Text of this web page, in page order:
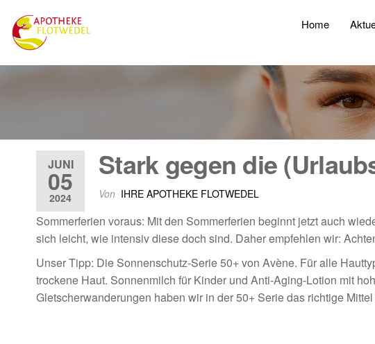
Home
JUNI
05
2024
Stark gegen die
Von IHRE APOTHEKE FLOTWEDEL
Sommerferien voraus: Mit den Sommerferien beginnt jetzt auch
sich leicht, wie intensiv diese doch sind. Daher empfehlen wir:
Unser Tipp: Die Sonnenschutz-Serie 50+ von Avène. Für alle
trockene Haut. Sonnenmilch für Kinder und Anti-Aging-Lotion mit
Gletscherwanderungen haben wir in der 50+ Serie das richtige